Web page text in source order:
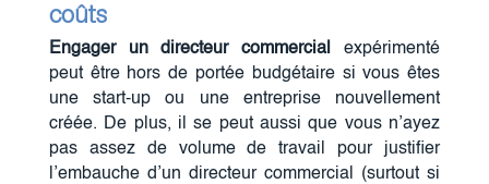
coûts
Engager un directeur commercial
expérimenté
peut être hors de portée budgétaire si vous êtes
une start-up ou une entreprise nouvellement
créée. De plus, il se peut aussi que vous n’ayez
pas assez de volume de travail pour justifier
l’embauche d’un directeur commercial (surtout si